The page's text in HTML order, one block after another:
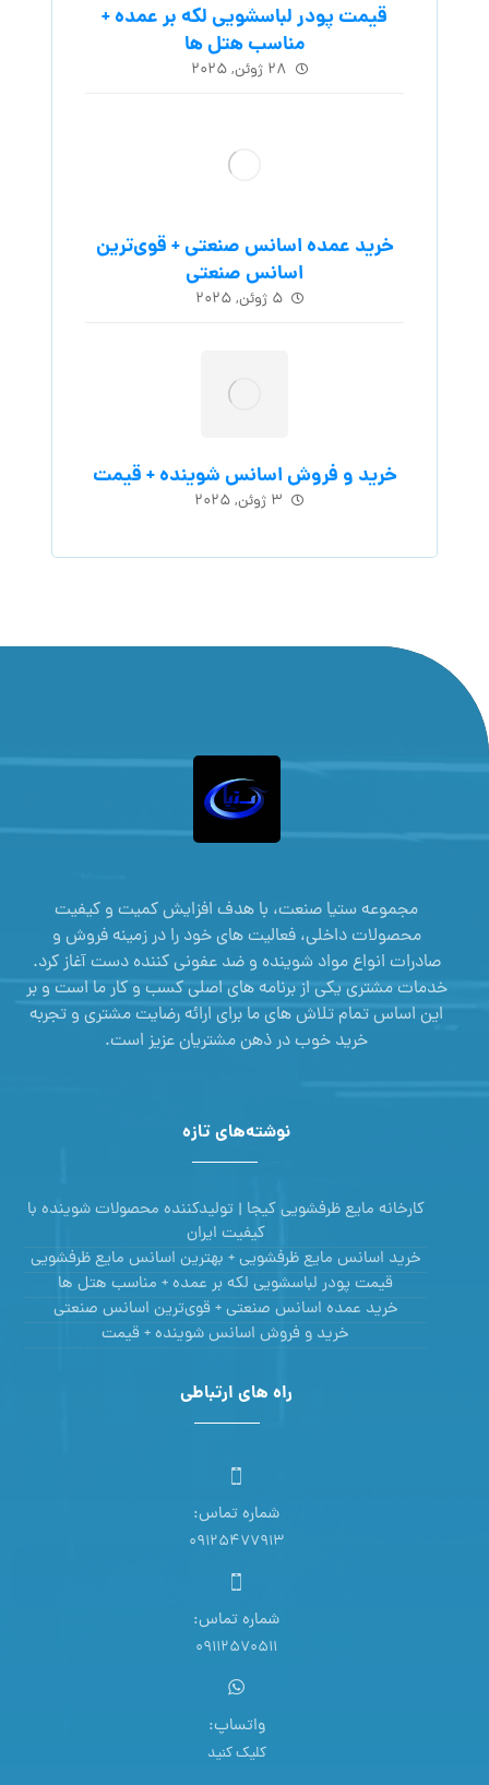
قیمت پودر لباسشویی لکه بر عمده +
مناسب هتل ها
۲۸ ژوئن, ۲۰۲۵
خرید عمده اسانس صنعتی + قوی‌ترین
اسانس‌ صنعتی
۵ ژوئن, ۲۰۲۵
خرید و فروش اسانس شوینده + قیمت
۳ ژوئن, ۲۰۲۵
مجموعه ستیا صنعت، با هدف افزایش کمیت و کیفیت
محصولات داخلی، فعالیت های خود را در زمینه فروش و
صادرات انواع مواد شوینده و ضد عفونی کننده دست آغاز کرد.
خدمات مشتری یکی از برنامه های اصلی کسب و کار ما است و بر
این اساس تمام تلاش های ما برای ارائه رضایت مشتری و تجربه
خرید خوب در ذهن مشتریان عزیز است.
نوشته‌های تازه
کارخانه مایع ظرفشویی کیجا | تولیدکننده محصولات شوینده با
کیفیت ایران
خرید اسانس مایع ظرفشویی + بهترین اسانس مایع ظرفشویی
قیمت پودر لباسشویی لکه بر عمده + مناسب هتل ها
خرید عمده اسانس صنعتی + قوی‌ترین اسانس‌ صنعتی
خرید و فروش اسانس شوینده + قیمت
راه های ارتباطی
شماره تماس:
09125477913
شماره تماس:
09112570511
واتساپ:
کلیک کنید